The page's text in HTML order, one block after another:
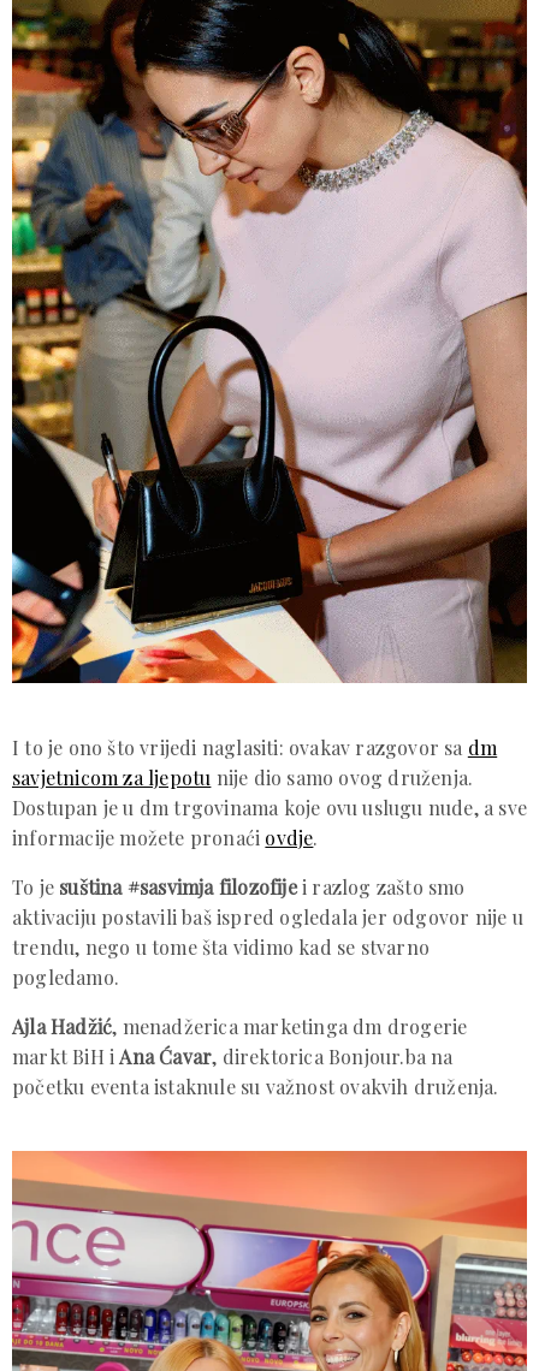
I to je ono što vrijedi naglasiti: ovakav razgovor sa dm
savjetnicom za ljepotu nije dio samo ovog druženja.
Dostupan je u dm trgovinama koje ovu uslugu nude, a sve
informacije možete pronaći ovdje.
To je suština #sasvimja filozofijei razlog zašto smo
aktivaciju postavili baš ispred ogledala jer odgovor nije u
trendu, nego u tome šta vidimo kad se stvarno
pogledamo.
Ajla Hadžić, menadžerica marketinga dm drogerie
markt BiH iAna Ćavar, direktorica Bonjour.ba na
početku eventa istaknule su važnost ovakvih druženja.